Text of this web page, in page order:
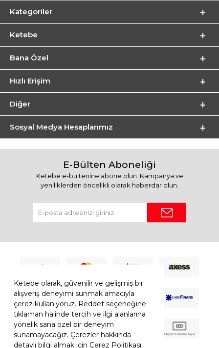
Ketebe olarak, güvenilir ve gelişmiş bir
alışveriş deneyimi sunmak amacıyla
çerez kullanıyoruz. Reddet seçeneğine
tıklaman halinde tercih ve ilgi alanlarına
yönelik sana özel bir deneyim
sunamayacağız. Çerezler hakkında
detaylı bilgi almak için Çerez Politikası
Kategoriler
Ketebe
Bana Özel
Hızlı Erişim
Diğer
Sosyal Medya Hesaplarımız
E-Bülten Aboneliği
Ketebe e-bültenine abone olun. Kampanya ve
yeniliklerden öncelikli olarak haberdar olun.